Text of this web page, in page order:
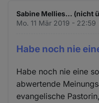
Sabine Mellies… (nicht
Mo. 11 Mär 2019 - 22:59
Habe noch nie
Habe noch nie eine
abwertende
evangelische